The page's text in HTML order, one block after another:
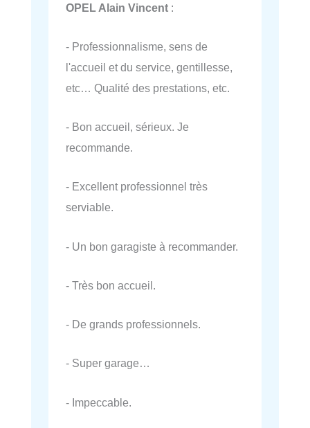
OPEL Alain Vincent :
- Professionnalisme, sens de
l'accueil et du service, gentillesse,
etc… Qualité des prestations, etc.
- Bon accueil, sérieux. Je
recommande.
- Excellent professionnel très
serviable.
- Un bon garagiste à recommander.
- Très bon accueil.
- De grands professionnels.
- Super garage…
- Impeccable.